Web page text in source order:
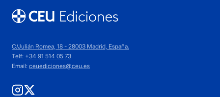
C/Julián Romea, 18 - 28003 Madrid, España.
Telf: +34 91 514 05 73
Email: ceuediciones@ceu.es